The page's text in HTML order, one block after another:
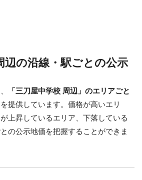
辺の沿線・駅ごとの公示
「三刀屋中学校 周辺」のエリアごと
提供しています。価格が高いエリ
上昇しているエリア、下落している
の公示地価を把握することができま